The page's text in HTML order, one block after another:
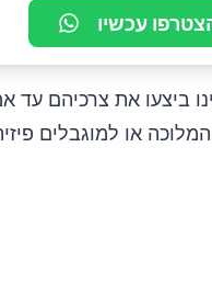
עכשיו
או למוגבלים